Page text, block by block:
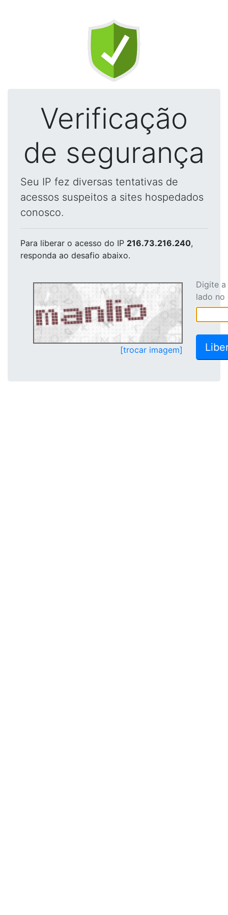
Verificação
de segurança
Seu IP fez diversas tentativas de
acessos suspeitos a sites hospedados
conosco.
Para liberar o acesso do IP 216.73.216.240,
responda ao desafio abaixo.
[trocar imagem]
Digite
lado no